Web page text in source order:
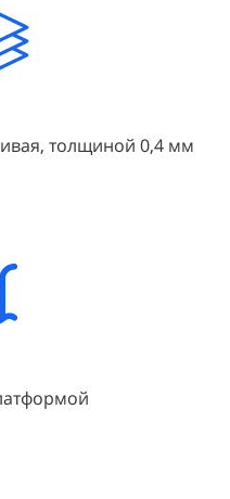
толщиной 0,4 мм